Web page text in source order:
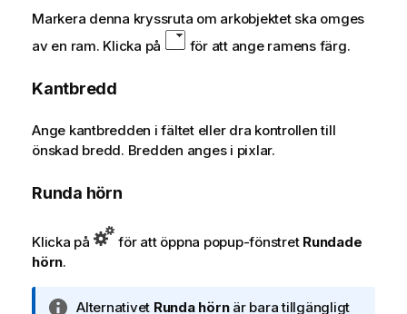
Markera denna kryssruta om arkobjektet ska omges
av en ram. Klicka på
för att ange ramens färg.
Kantbredd
Ange kantbredden i fältet eller dra kontrollen till
önskad bredd. Bredden anges i pixlar.
Runda hörn
Klicka på för att öppna popup-fönstret Rundade
hörn.
A
Alternativet Runda hörnär bara tillgängligt